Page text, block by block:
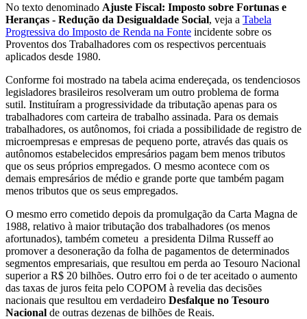
No texto denominado Ajuste Fiscal: Imposto sobre Fortunas e
Heranças - Redução da Desigualdade Social, veja a Tabela
Progressiva do Imposto de Renda na Fonte incidente sobre os
Proventos dos Trabalhadores com os respectivos percentuais
aplicados desde 1980.
Conforme foi mostrado na tabela acima endereçada, os tendenciosos
legisladores brasileiros resolveram um outro problema de forma
sutil. Instituíram a progressividade da tributação apenas para os
trabalhadores com carteira de trabalho assinada. Para os demais
trabalhadores, os autônomos, foi criada a possibilidade de registro de
microempresas e empresas de pequeno porte, através das quais os
autônomos estabelecidos empresários pagam bem menos tributos
que os seus próprios empregados. O mesmo acontece com os
demais empresários de médio e grande porte que também pagam
menos tributos que os seus empregados.
O mesmo erro cometido depois da promulgação da Carta Magna de
1988, relativo à maior tributação dos trabalhadores (os menos
afortunados), também cometeu a presidenta Dilma Russeff ao
promover a desoneração da folha de pagamentos de determinados
segmentos empresariais, que resultou em perda ao Tesouro Nacional
superior a R$ 20 bilhões. Outro erro foi o de ter aceitado o aumento
das taxas de juros feita pelo COPOM à revelia das decisões
nacionais que resultou em verdadeiro Desfalque no Tesouro
Nacional de outras dezenas de bilhões de Reais.